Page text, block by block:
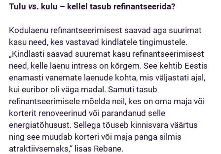
Tulu vs. kulu – kellel tasub refinantseerida?
Kodulaenu refinantseerimisest saavad aga suurimat
kasu need, kes vastavad kindlatele tingimustele.
„Kindlasti saavad suuremat kasu refinantseerimisest
need, kelle laenu intress on kõrgem. See kehtib Eestis
enamasti vanemate laenude kohta, mis väljastati ajal,
kui euribor oli väga madal. Samuti tasub
refinantseerimisele mõelda neil, kes on oma maja või
korterit renoveerinud või parandanud selle
energiatõhusust. Sellega tõuseb kinnisvara väärtus
ning see muudab korteri või maja panga silmis
atraktiivsemaks,“ lisas Rebane.